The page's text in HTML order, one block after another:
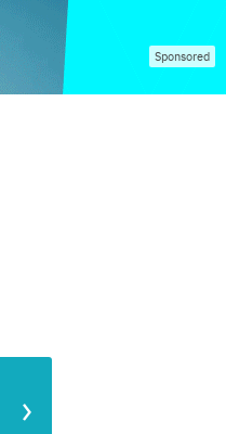
Sponsored